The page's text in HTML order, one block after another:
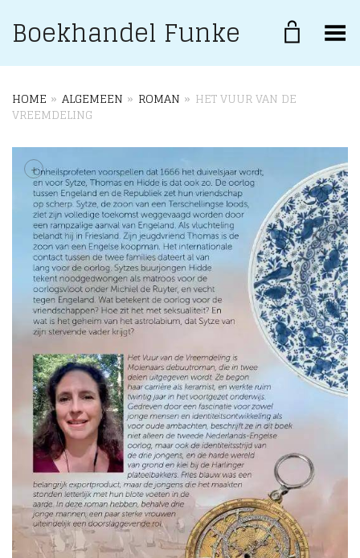
Boekhandel Funke Toggle Menu
HOME » ALGEMEEN » ROMAN » HET VUUR VAN DE
VREEMDELING
+